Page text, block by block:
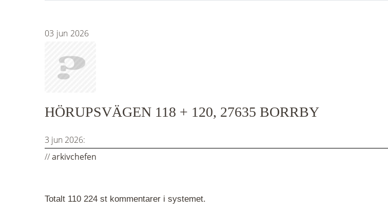
Totalt 110 224 st kommentarer i systemet.
03 jun 2026
HÖRUPSVÄGEN 118 + 120, 27635 BORRBY
3 jun 2026:
//arkivchefen